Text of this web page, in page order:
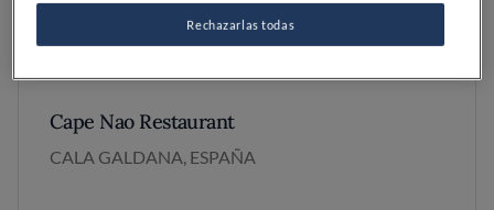
Cape Nao Restaurant
CALA GALDANA, ESPAÑA
Rechazarlas todas